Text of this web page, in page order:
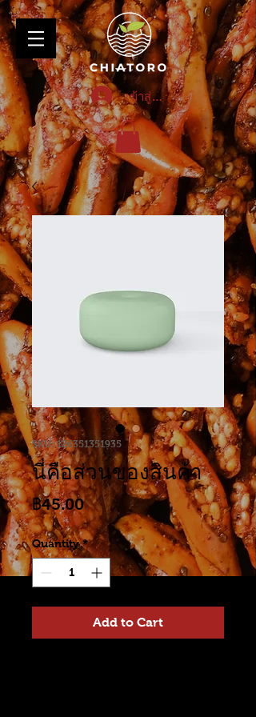
เข้าสู่ระบบ
SKU: 126351351935
นี่คือส่วนของสินค้า
฿45.00Price
Quantity *
Add to Cart